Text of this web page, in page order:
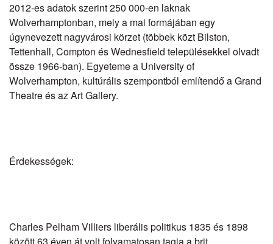
2012-es adatok szerint 250 000-en laknak
Wolverhamptonban, mely a mai formájában egy
úgynevezett nagyvárosi körzet (többek közt Bilston,
Tettenhall, Compton és Wednesfield településekkel olvadt
össze 1966-ban). Egyeteme a University of
Wolverhampton, kultúrális szempontból említendő a Grand
Theatre és az Art Gallery.
Érdekességek:
Charles Pelham Villiers liberális politikus 1835 és 1898